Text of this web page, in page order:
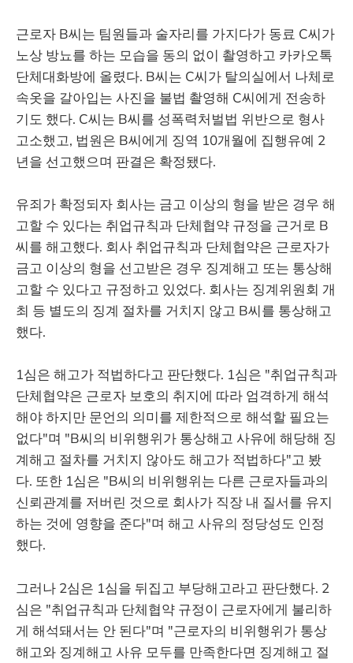
근로자 B씨는 팀원들과 술자리를 가지다가 동료 C씨가
노상 방뇨를 하는 모습을 동의 없이 촬영하고 카카오톡
단체대화방에 올렸다. B씨는 C씨가 탈의실에서 나체로
속옷을 갈아입는 사진을 불법 촬영해 C씨에게 전송하
기도 했다. C씨는 B씨를 성폭력처벌법 위반으로 형사
고소했고, 법원은 B씨에게 징역 10개월에 집행유예 2
년을 선고했으며 판결은 확정됐다.
유죄가 확정되자 회사는 금고 이상의 형을 받은 경우 해
고할 수 있다는 취업규칙과 단체협약 규정을 근거로 B
씨를 해고했다. 회사 취업규칙과 단체협약은 근로자가
금고 이상의 형을 선고받은 경우 징계해고 또는 통상해
고할 수 있다고 규정하고 있었다. 회사는 징계위원회 개
최 등 별도의 징계 절차를 거치지 않고 B씨를 통상해고
했다.
1심은 해고가 적법하다고 판단했다. 1심은 "취업규칙과
단체협약은 근로자 보호의 취지에 따라 엄격하게 해석
해야 하지만 문언의 의미를 제한적으로 해석할 필요는
없다"며 "B씨의 비위행위가 통상해고 사유에 해당해 징
계해고 절차를 거치지 않아도 해고가 적법하다"고 봤
다. 또한 1심은 "B씨의 비위행위는 다른 근로자들과의
신뢰관계를 저버린 것으로 회사가 직장 내 질서를 유지
하는 것에 영향을 준다"며 해고 사유의 정당성도 인정
했다.
그러나 2심은 1심을 뒤집고 부당해고라고 판단했다. 2
심은 "취업규칙과 단체협약 규정이 근로자에게 불리하
게 해석돼서는 안 된다"며 "근로자의 비위행위가 통상
해고와 징계해고 사유 모두를 만족한다면 징계해고 절